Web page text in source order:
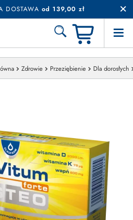
DOSTAWA od 139,00 zł
Zdrowie Przeziębienie Dla dorosłych